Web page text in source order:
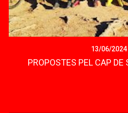
13/06/2024
PROPOSTES PEL CAP